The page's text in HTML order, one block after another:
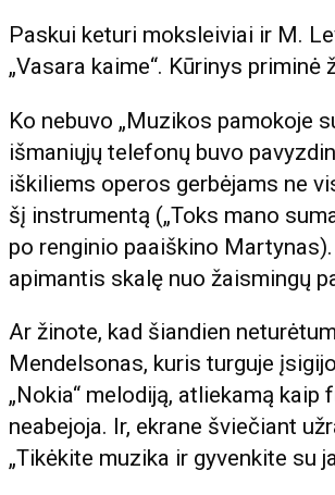
Paskui keturi moksleiviai ir M.
„Vasara kaime“. Kūrinys
Ko nebuvo „Muzikos pamokoje
išmaniųjų telefonų buvo
iškiliems operos gerbėjams ne
šį instrumentą („Toks mano
po renginio paaiškino
apimantis skalę nuo žaismingų
Ar žinote, kad šiandien
Mendelsonas, kuris turguje
„Nokia“ melodiją, atliekamą
neabejoja. Ir, ekrane šviečiant
„Tikėkite muzika ir gyvenkite su